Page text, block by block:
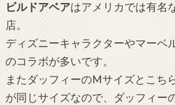
ビルドアベアはアメリカでは有名
店。
ディズニーキャラクターやマーベ
のコラボが多いです。
またダッフィーのMサイズとこち
が同じサイズなので、ダッフィー